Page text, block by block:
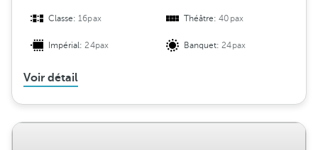
Classe:16pax Théâtre:40pax
Impérial:24pax Banquet:24pax
Voir détail